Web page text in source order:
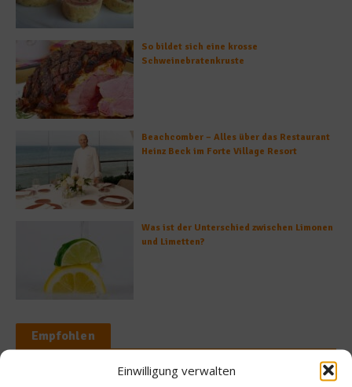
Einwilligung verwalten
So bildet sich eine krosse
Schweinebratenkruste
Beachcomber – Alles über das Restaurant
Heinz Beck im Forte Village Resort
Was ist der Unterschied zwischen Limonen
und Limetten?
Empfohlen